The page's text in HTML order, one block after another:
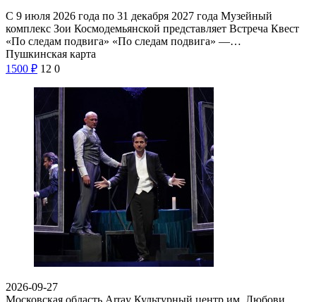
С 9 июля 2026 года по 31 декабря 2027 года Музейный
комплекс Зои Космодемьянской представляет Встреча Квест
«По следам подвига» «По следам подвига» —…
Пушкинская карта
1500 ₽ 12 0
2026-09-27
Московская область Array Культурный центр им. Любови